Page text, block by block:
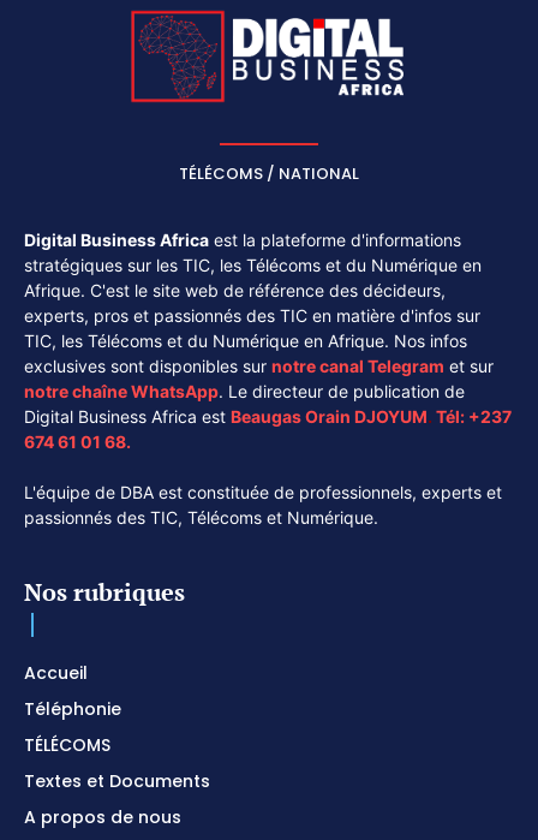
TÉLÉCOMS / NATIONAL
Digital Business Africa est la plateforme d'informations
stratégiques sur les TIC, les Télécoms et du Numérique en
Afrique. C'est le site web de référence des décideurs,
experts, pros et passionnés des TIC en matière d'infos sur
TIC, les Télécoms et du Numérique en Afrique. Nos infos
exclusives sont disponibles sur notre canal Telegram et sur
notre chaîneWhatsApp. Le directeur de publication de
Digital Business Africa est Beaugas Orain DJOYUM. Tél: +237
674 61 01 68.
L'équipe de DBA est constituée de professionnels, experts et
passionnés des TIC, Télécoms et Numérique.
Nos rubriques
Accueil
Téléphonie
TÉLÉCOMS
Textes et Documents
A propos de nous